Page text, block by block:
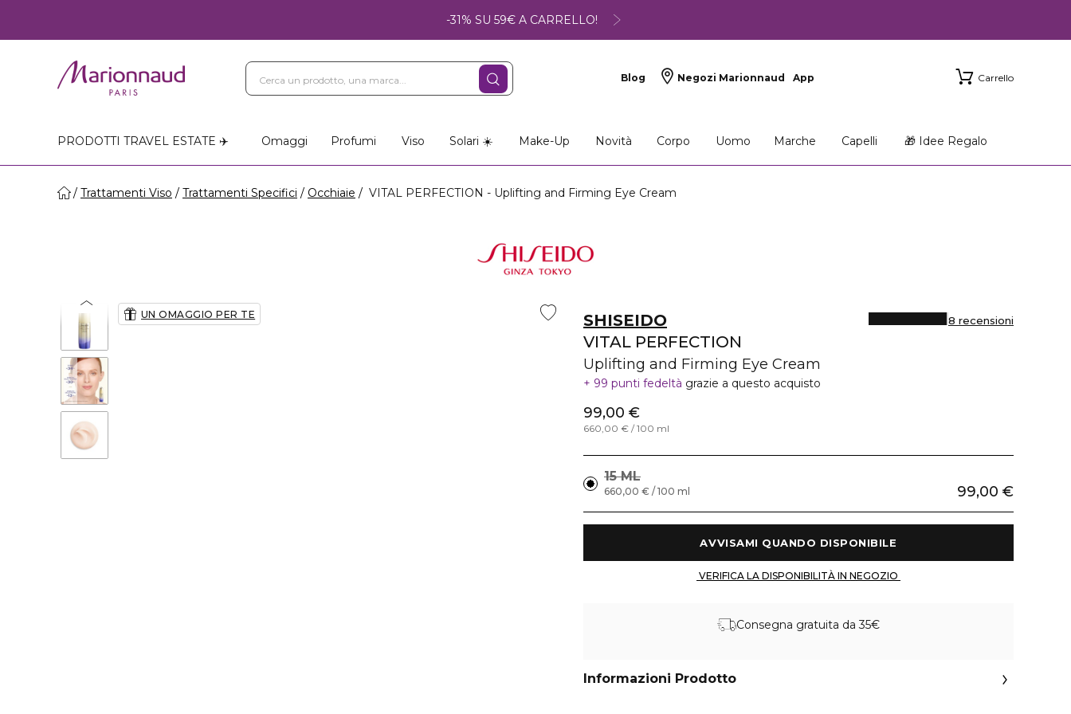
-31% SU 59€ A CARRELLO!
Blog Negozi Marionnaud App Carrello
PRODOTTI TRAVEL ESTATE ✈️ Omaggi Profumi Viso Solari ☀️ Make-Up Novità Corpo Uomo Marche Capelli 🎁 Idee Regalo
Trattamenti Viso Trattamenti Specifici Occhiaie VITAL PERFECTION - Uplifting and Firming Eye Cream
UN OMAGGIO PER TE
SHISEIDO
VITAL PERFECTION
Uplifting and Firming Eye Cream
8 recensioni
99 punti fedeltà grazie a questo acquisto
99,00 €
660,00 € / 100 ml
15 ML
99,00 €
660,00 € / 100 ml
Consegna gratuita da 35€
Informazioni Prodotto